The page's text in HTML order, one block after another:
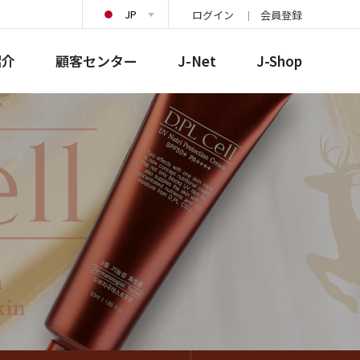
JP ログイン 会員登録
顧客センター J-Net J-Shop